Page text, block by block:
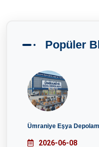
Popüler
Ümraniye Eşya
2026-06-08